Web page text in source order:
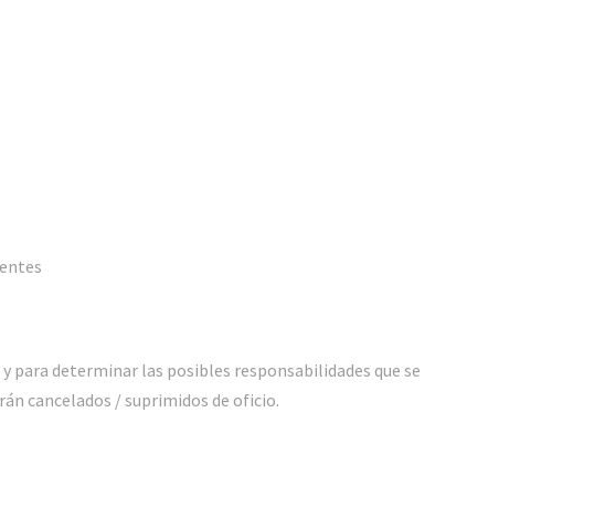
para determinar las posibles responsabilidades que se
cancelados / suprimidos de oficio.